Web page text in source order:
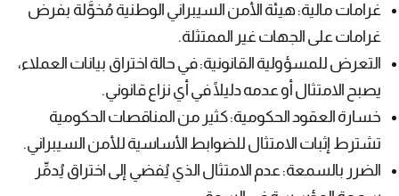
غرامات مالية: هيئة الأمن السيبراني الوطنية مُخوَّلة بفرض
غرامات على الجهات غير الممتثلة.
التعرض للمسؤولية القانونية: في حالة اختراق بيانات العملاء،
يصبح الامتثال أو عدمه دليلًا في أي نزاع قانوني.
خسارة العقود الحكومية: كثير من المناقصات الحكومية
تشترط إثبات الامتثال للضوابط الأساسية للأمن السيبراني.
الضرر بالسمعة: عدم الامتثال الذي يُفضي إلى اختراق يُدمِّر